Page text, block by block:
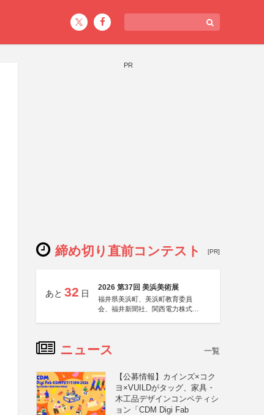
PR
締め切り直前コンテスト [PR]
あと 32 日
2026 第37回 美浜美術展
福井県美浜町、美浜町教育委員
会、福井新聞社、関西電力株式会
ニュース 一覧
【公募情報】カインズ×コク
ヨ×VUILDがタッグ、家具・
木工品デザインコンペティシ
ョン「CDM Digi Fab